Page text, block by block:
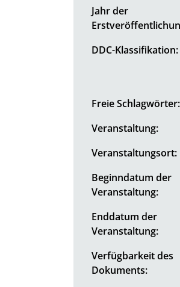
Jahr der
DDC-Klassifikation:
Freie Schlagwörter:
Veranstaltung:
Veranstaltungsort:
Beginndatum der
Veranstaltung:
Enddatum der
Veranstaltung:
Verfügbarkeit des
Dokuments: